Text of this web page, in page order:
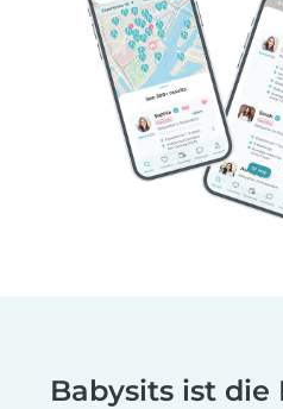
Babysits ist